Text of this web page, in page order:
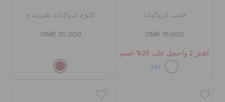
فليب كروكباند
OMR 15.000
اشترِ 2 واحصل على 25% خصم
+30
كلوغ كروكباند هيريتدج
OMR 30.000